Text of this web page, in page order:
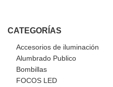
CATEGORÍAS
Accesorios de iluminación
Alumbrado Publico
Bombillas
FOCOS LED